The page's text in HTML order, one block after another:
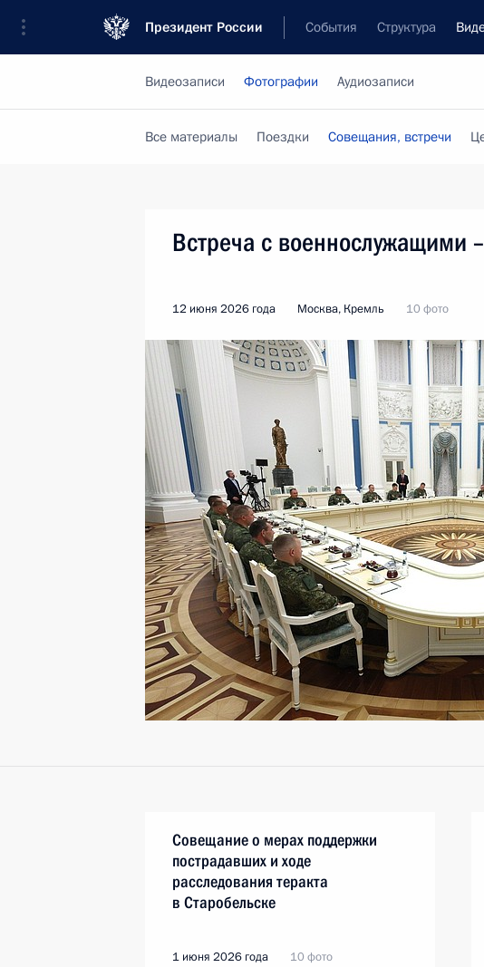
Президент России События Структура
Видеозаписи Фотографии Аудиозаписи
Все материалы Поездки Совещания, встречи
Встреча с военнослужащими
12 июня 2026 года Москва, Кремль 10 фото
Совещание о мерах поддержки
пострадавших и ходе
расследования теракта
в Старобельске
1 июня 2026 года 10 фото